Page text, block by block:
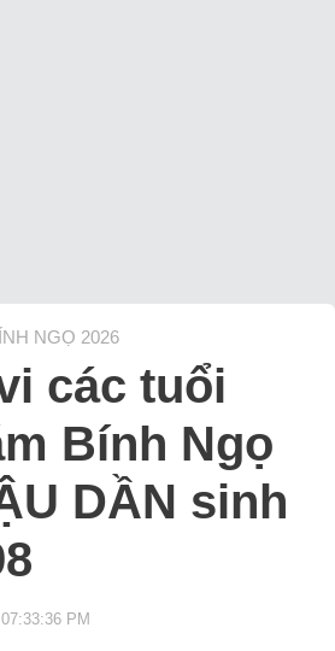
NGỌ 2026
các tuổi
Bính Ngọ
DẦN sinh
PM